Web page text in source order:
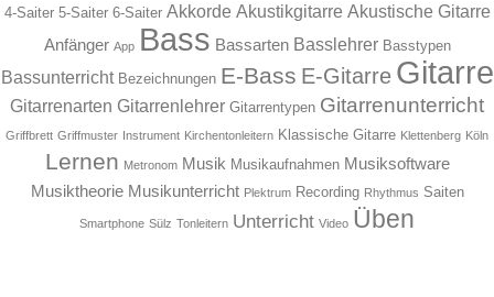
4-Saiter 5-Saiter 6-Saiter Akkorde Akustikgitarre Akustische Gitarre
Anfänger App Bass Bassarten Basslehrer Basstypen
Bassunterricht Bezeichnungen E-Bass E-Gitarre Gitarre
Gitarrenarten Gitarrenlehrer Gitarrentypen Gitarrenunterricht
Griffbrett Griffmuster Instrument Kirchentonleitern Klassische Gitarre Klettenberg Köln
Lernen Metronom Musik Musikaufnahmen Musiksoftware
Musiktheorie Musikunterricht Plektrum Recording Rhythmus Saiten
Smartphone Sülz Tonleitern Unterricht Video Üben